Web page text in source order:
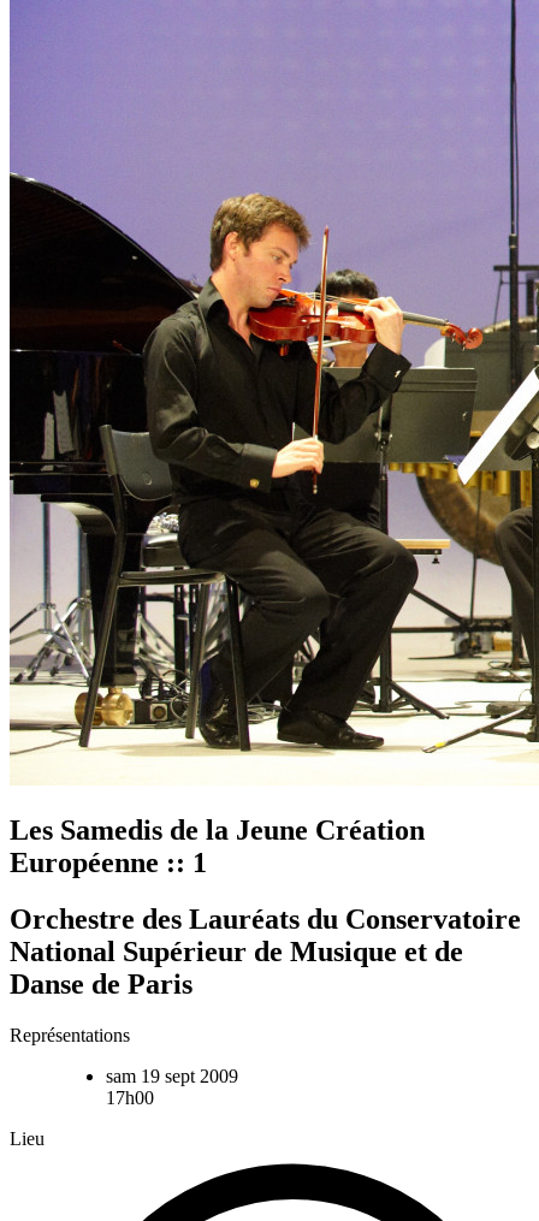
Les Samedis de la Jeune Création
Européenne :: 1
Orchestre des Lauréats du Conservatoire
National Supérieur de Musique et de
Danse de Paris
Représentations
sam 19 sept 2009
17h00
Lieu